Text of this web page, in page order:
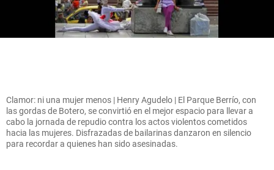
Clamor: ni una mujer menos | Henry Agudelo | El Parque Berrío, con
las gordas de Botero, se convirtió en el mejor espacio para llevar a
cabo la jornada de repudio contra los actos violentos cometidos
hacia las mujeres. Disfrazadas de bailarinas danzaron en silencio
para recordar a quienes han sido asesinadas.